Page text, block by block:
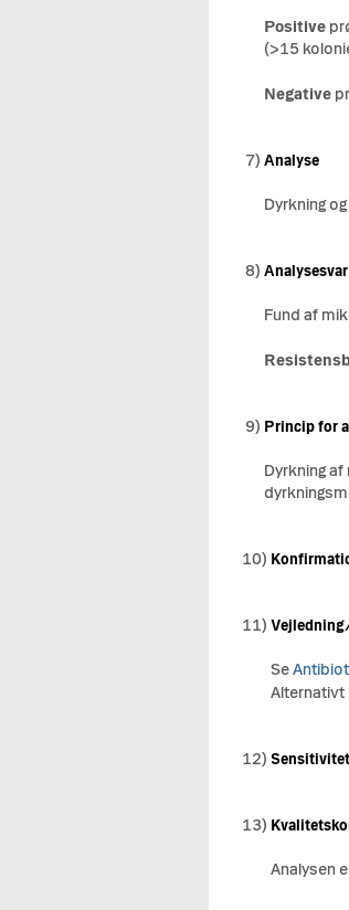
Positive
(>15
Negative
7) Analyse
Dyrkning
8)
Fund af
9) Princip for
Dyrkning
10)
11)
Se
Alternativt
12)
13)
Analysen